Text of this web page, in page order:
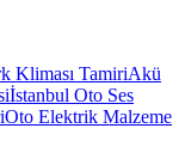
Kliması TamiriAkü
İstanbul Oto Ses
Oto Elektrik Malzeme